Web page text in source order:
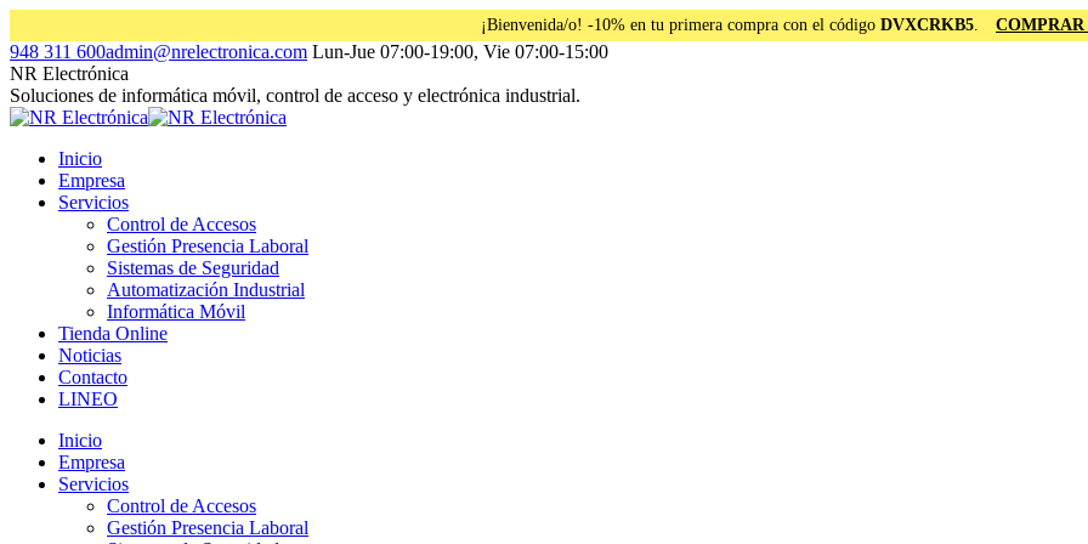
¡Bienvenida/o! -10% en tu primera compra con el código DVXCRKB5.
Saltar
al
contenido
Facebook
page
opens
in
window
Instagram
page
opens
in
window
Linkedin
page
opens
in
window
948 311 600admin@nrelectronica.com Lun-Jue 07:00-19:00, Vie 07:00-15:00
NR Electrónica
Soluciones de informática móvil, control de acceso y electrónica industrial.
Inicio
Empresa
Servicios
Control de Accesos
Gestión Presencia Laboral
Sistemas de Seguridad
Automatización Industrial
Informática Móvil
Tienda Online
Noticias
Contacto
LINEO
Inicio
Empresa
Servicios
Control de Accesos
Gestión Presencia Laboral